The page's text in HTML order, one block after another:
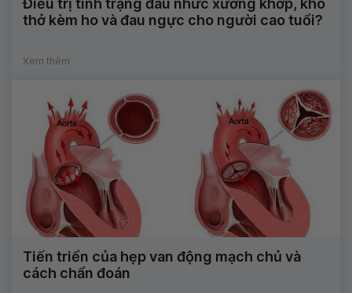
Điều trị tình trạng đau nhức xương khớp, khó
thở kèm ho và đau ngực cho người cao tuổi?
Xem thêm
Tiến triển của hẹp van động mạch chủ và
cách chẩn đoán